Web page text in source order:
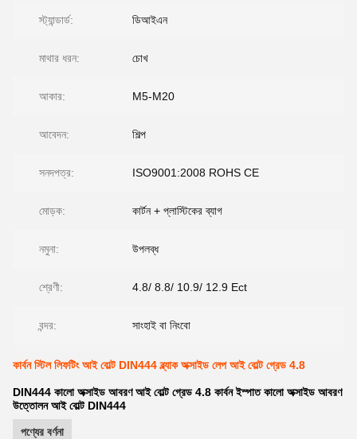
স্ট্যান্ডার্ড: ডিআইএন
মাথার ধরন: চোখ
আকার: M5-M20
আবেদন: শিল্প
সনদপত্র: ISO9001:2008 ROHS CE
মোড়ক: কার্টন + প্লাস্টিকের ব্যাগ
নমুনা: উপলব্ধ
শ্রেণী: 4.8/ 8.8/ 10.9/ 12.9 Ect
বন্দর: সাংহাই বা নিংবো
কার্বন স্টিল লিফটিং আই বোল্ট DIN444 ব্ল্যাক অক্সাইড লেপ আই বোল্ট গ্রেড 4.8
DIN444 কালো অক্সাইড আবরণ আই বোল্ট গ্রেড 4.8 কার্বন ইস্পাত কালো অক্সাইড আবরণ
উত্তোলন আই বোল্ট DIN444
পণ্যের বর্ণনা